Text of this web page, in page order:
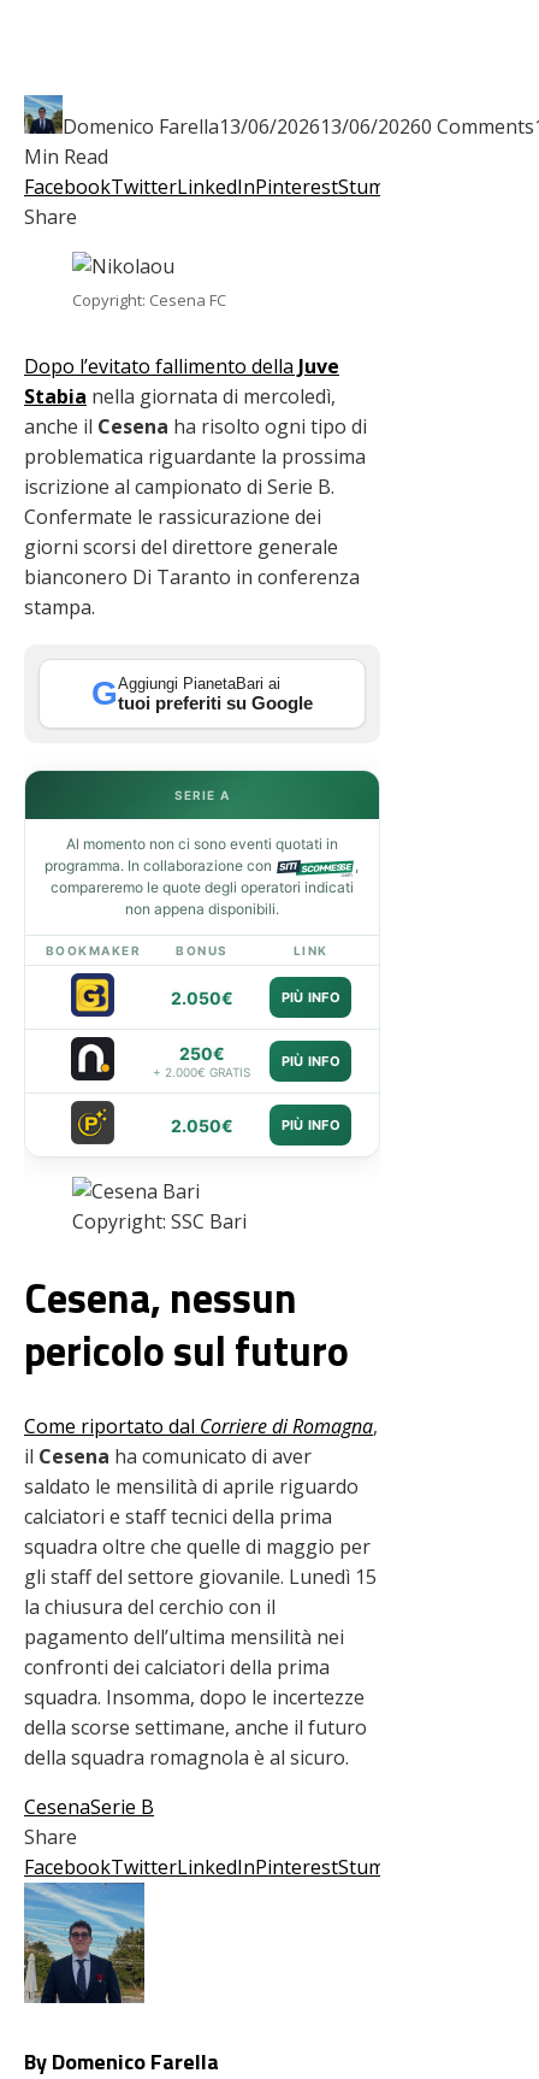
Domenico Farella13/06/202613/06/20260 Comments
Min Read
FacebookTwitterLinkedInPinterestStumbleupon
Share
Copyright: Cesena FC
Dopo l’evitato fallimento della Juve
Stabia nella giornata di mercoledì,
anche il Cesena ha risolto ogni tipo di
problematica riguardante la prossima
iscrizione al campionato di Serie B.
Confermate le rassicurazione dei
giorni scorsi del direttore generale
bianconero Di Taranto in conferenza
stampa.
GAggiungi PianetaBari ai
tuoi preferiti su Google
SERIE A
Al momento non ci sono eventi quotati in
programma. In collaborazione con
,
compareremo le quote degli operatori indicati
non appena disponibili.
BOOKMAKER BONUS LINK
2.050€ PIÙ INFO
250€
+ 2.000€ GRATIS
PIÙ INFO
2.050€ PIÙ INFO
Copyright: SSC Bari
Cesena, nessun
pericolo sul futuro
Come riportato dal Corriere di Romagna,
il Cesena ha comunicato di aver
saldato le mensilità di aprile riguardo
calciatori e staff tecnici della prima
squadra oltre che quelle di maggio per
gli staff del settore giovanile. Lunedì 15
la chiusura del cerchio con il
pagamento dell’ultima mensilità nei
confronti dei calciatori della prima
squadra. Insomma, dopo le incertezze
della scorse settimane, anche il futuro
della squadra romagnola è al sicuro.
CesenaSerie B
Share
FacebookTwitterLinkedInPinterestStumbleupon
By Domenico Farella